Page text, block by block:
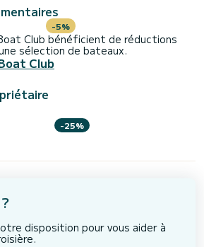
-5%
Club bénéficient de réductions
sélection de bateaux.
Club
-25%
disposition pour vous aider à